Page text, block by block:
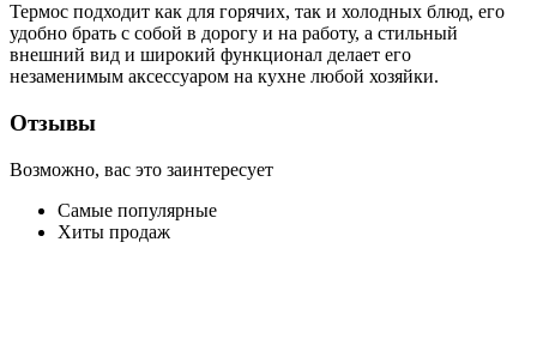
Термос подходит как для горячих, так и холодных блюд, его
удобно брать с собой в дорогу и на работу, а стильный
внешний вид и широкий функционал делает его
незаменимым аксессуаром на кухне любой хозяйки.
Отзывы
Возможно, вас это заинтересует
Самые популярные
Хиты продаж